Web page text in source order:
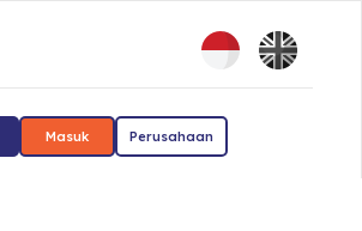
Masuk Perusahaan